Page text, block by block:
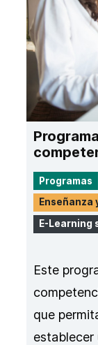
Programas
Enseñanza
E-Learning
Este
que
establecer